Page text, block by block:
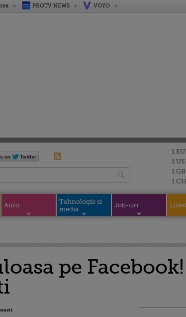
PROTV NEWS VOYO
1
1
1
1
Auto
Tehnologie si
media
Job-uri
pe